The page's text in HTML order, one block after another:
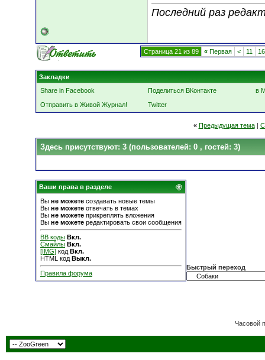
Последний раз
Страница 21 из 89 « Первая < 11 16
Закладки
Share in Facebook
Поделиться ВКонтакте
в
Отправить в Живой Журнал!
Twitter
« Предыдущая тема|
Здесь присутствуют: 3 (пользователей: 0 , гостей: 3)
Ваши права в разделе
Вы не можете создавать новые темы
Вы не можете отвечать в темах
Вы не можете прикреплять вложения
Вы не можете редактировать свои сообщения
BB коды Вкл.
Смайлы Вкл.
[IMG] код Вкл.
HTML код Выкл.
Правила форума
Быстрый переход
Часовой